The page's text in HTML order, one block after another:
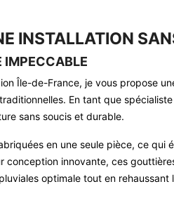
INSTALLATION
IMPECCABLE
Île-de-France, je vous propose
En tant que
sans soucis et durable.
en une seule pièce, ce qui
conception innovante, ces
optimale tout en rehaussant